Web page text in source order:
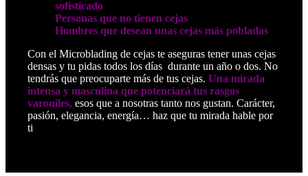
sofisticado
Personas que no tienen cejas
Hombres que desean unas cejas más pobladas
Con el Microblading de cejas te aseguras tener unas cejas
densas y tu pidas todos los días durante un año o dos. No
tendrás que preocuparte más de tus cejas. Una mirada
intensa y masculina que potenciará tus rasgos
varoniles, esos que a nosotras tanto nos gustan. Carácter,
pasión, elegancia, energía… haz que tu mirada hable por
ti